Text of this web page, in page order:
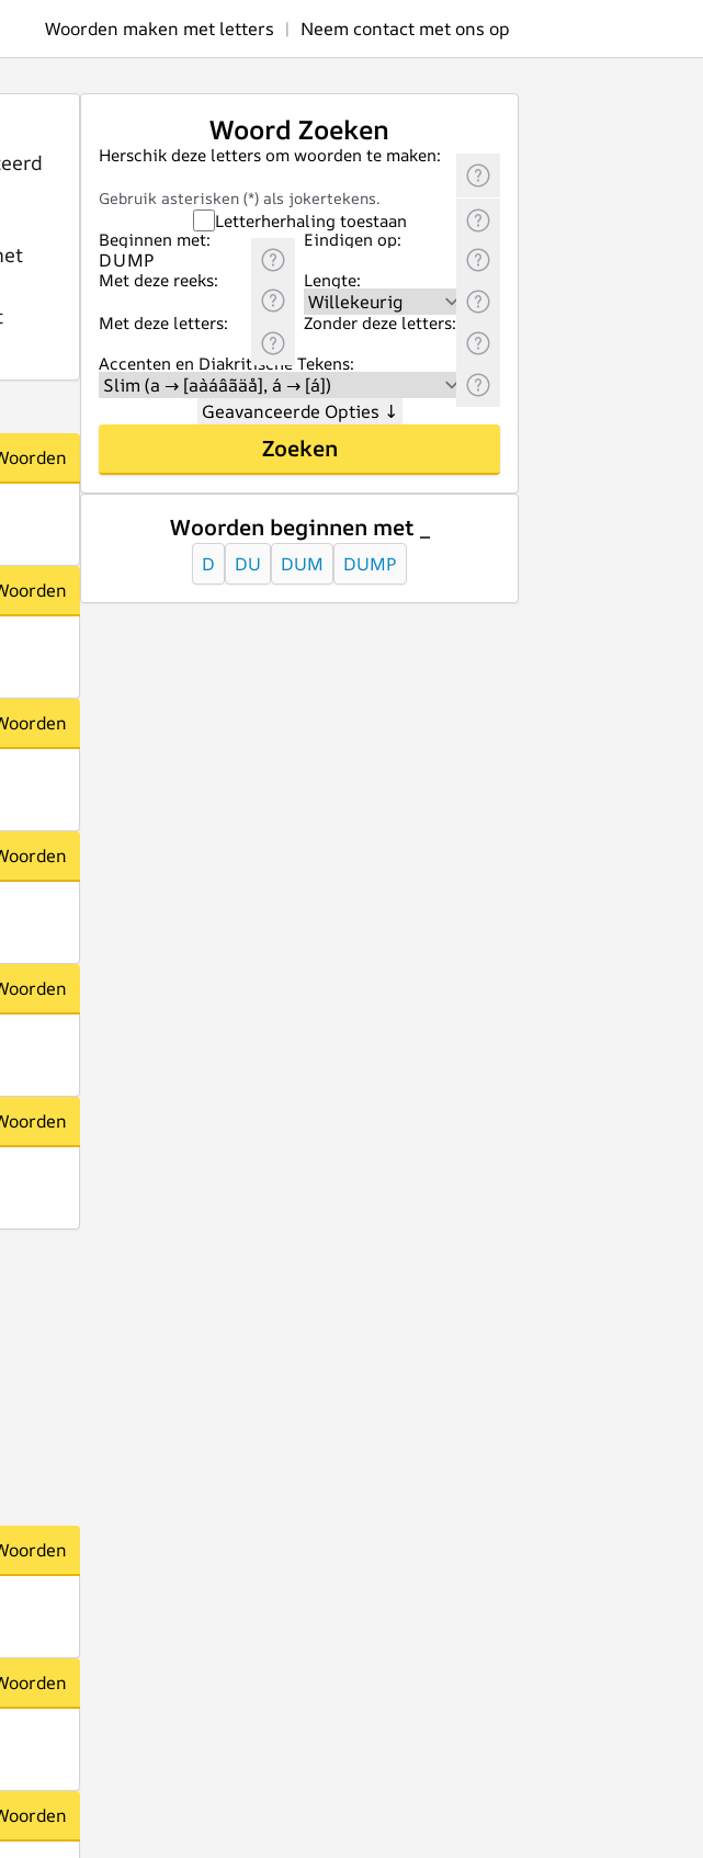
Woorden maken met letters | Neem contact met ons op
Woord Zoeken
Herschik deze letters om woorden te maken:
Gebruik asterisken (*) als jokertekens.
Letterherhaling toestaan
Beginnen met:
Eindigen op:
Met deze reeks:
Lengte:
Met deze letters:
Zonder deze letters:
Accenten en Diakritische Tekens:
Geavanceerde Opties ↓
Zoeken
Woorden beginnen met _
D DU DUM DUMP